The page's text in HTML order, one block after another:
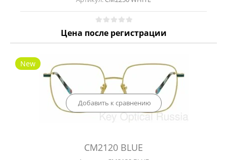
Цена после регистрации
New
Добавить к сравнению
CM2120 BLUE